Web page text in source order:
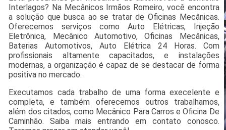
Interlagos? Na Mecânicos Irmãos Romeiro, você encontra
a solução que busca ao se tratar de Oficinas Mecânicas.
Oferecemos serviços como Auto Elétricas, Injeção
Eletrônica, Mecânico Automotivo, Oficinas Mecânicas,
Baterias Automotivos, Auto Elétrica 24 Horas. Com
profissionais altamente capacitados, e instalações
modernas, a organização é capaz de se destacar de forma
positiva no mercado.
Executamos cada trabalho de uma forma execelente e
completa, e também oferecemos outros trabalhamos,
além dos citados, como Mecânico Para Carros e Oficina De
Caminhão. Saiba mais entrando em contato conosco.